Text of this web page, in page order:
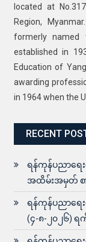
located at
Region,
formerly named
established in
Education of
awarding
in 1964 when the
RECENT
ရန်ကုန်ပညာရေ
အထိမ်းအမှတ် စာ
ရန်ကုန်ပညာရေ
(၄-၈-၂၀၂၆)